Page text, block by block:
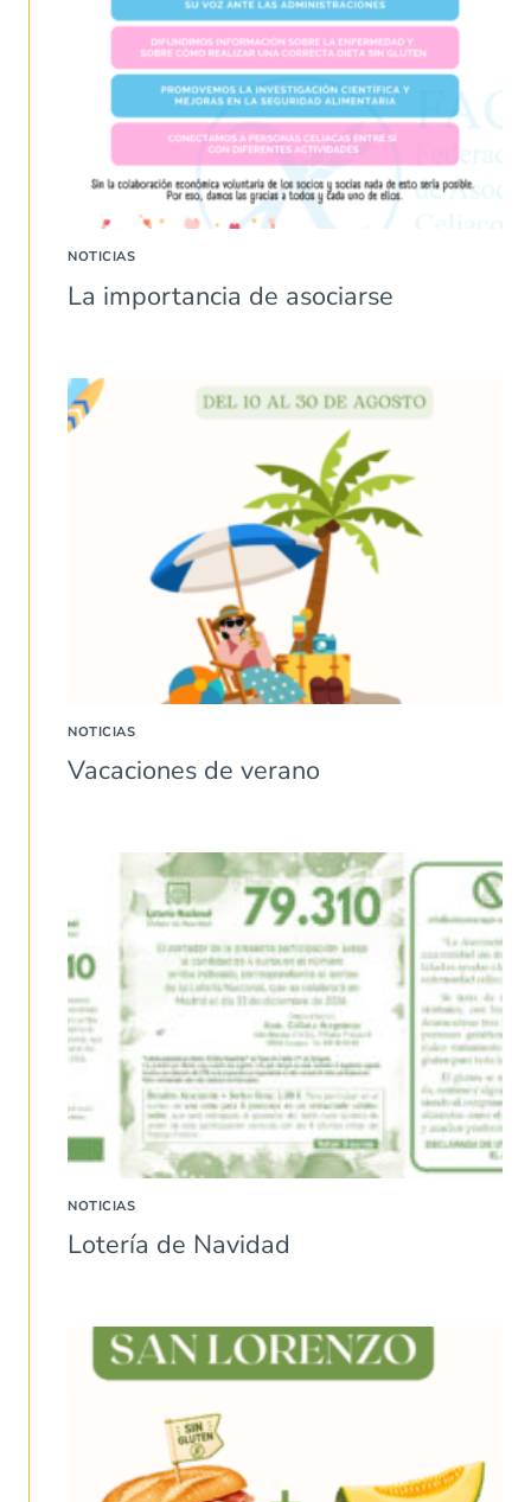
NOTICIAS
La importancia de asociarse
NOTICIAS
Vacaciones de verano
NOTICIAS
Lotería de Navidad